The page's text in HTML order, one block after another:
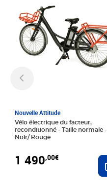
Nouvelle Attitude
Vélo électrique du facteur,
reconditionné - Taille normale -
Noir/ Rouge
1 490,00€